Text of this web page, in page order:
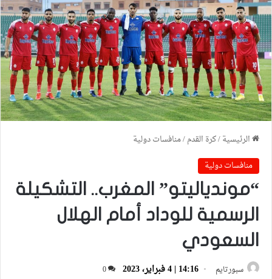
الرئيسية/كرة القدم/منافسات دولية
منافسات دولية
“موندياليتو” المغرب.. التشكيلة
الرسمية للوداد أمام الهلال
السعودي
سبورتايم 14:16 | 4 فبراير، 2023 0